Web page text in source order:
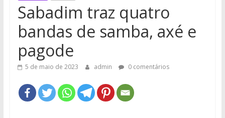
Sabadim traz quatro
bandas de samba, axé e
pagode
5 de maio de 2023 admin 0 comentários